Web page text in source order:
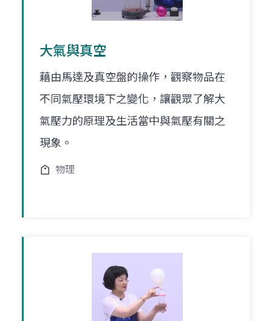
大氣與真空
藉由馬達及真空盤的操作，觀察物品在
不同氣壓環境下之變化，讓觀眾了解大
氣壓力的原理及生活當中與氣壓有關之
現象。
物理